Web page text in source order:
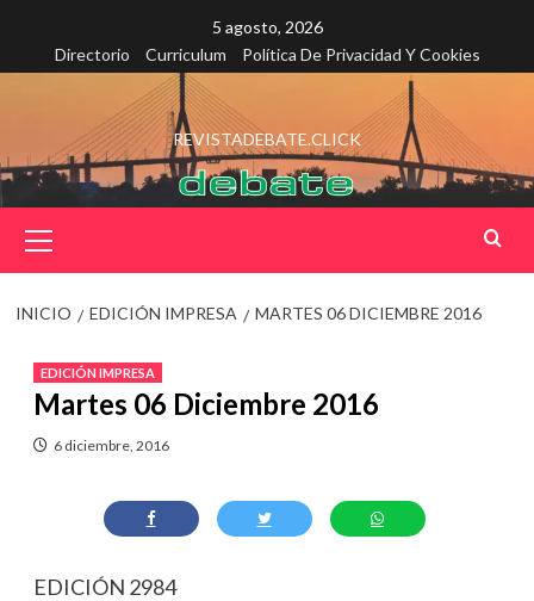
contenido
5 agosto, 2026
Directorio
Curriculum Política De Privacidad Y Cookies
REVISTADEBATE.CLICK
principal
INICIO EDICIÓN IMPRESA MARTES 06 DICIEMBRE 2016
EDICIÓN IMPRESA
Martes 06 Diciembre 2016
6 diciembre, 2016
EDICIÓN 2984